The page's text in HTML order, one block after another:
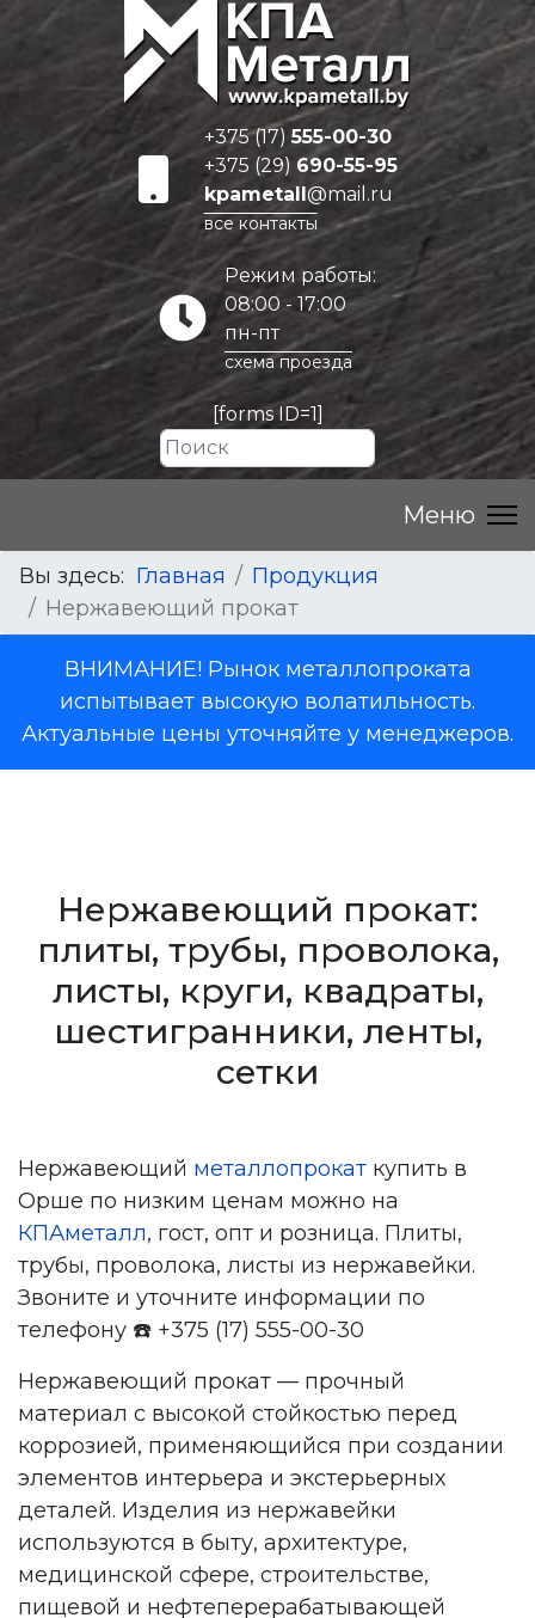
+375 (17)555-00-30
+375 (29) 690-55-95
kpametall@mail.ru
все контакты
Режим работы:
08:00 - 17:00
пн-пт
схема проезда
[forms ID=1]
Вы здесь: Главная
Продукция
Нержавеющий прокат
ВНИМАНИЕ! Рынок металлопроката
испытывает высокую волатильность.
Актуальные цены уточняйте у менеджеров.
Нержавеющий прокат:
плиты, трубы, проволока,
листы, круги, квадраты,
шестигранники, ленты,
сетки
Нержавеющий металлопрокат купить в
Орше по низким ценам можно на
КПАметалл, гост, опт и розница. Плиты,
трубы, проволока, листы из нержавейки.
Звоните и уточните информации по
телефону ☎ ️ +375 (17) 555-00-30
Нержавеющий прокат — прочный
материал с высокой стойкостью перед
коррозией, применяющийся при создании
элементов интерьера и экстерьерных
деталей. Изделия из нержавейки
используются в быту, архитектуре,
медицинской сфере, строительстве,
пищевой и нефтеперерабатывающей